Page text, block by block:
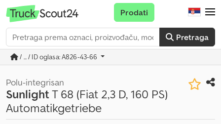
Pretraga
Prodati
/ ... / ID oglasa: A826-43-66
Polu-integrisan
SunlightT 68 (Fiat 2,3 D, 160 PS)
Automatikgetriebe